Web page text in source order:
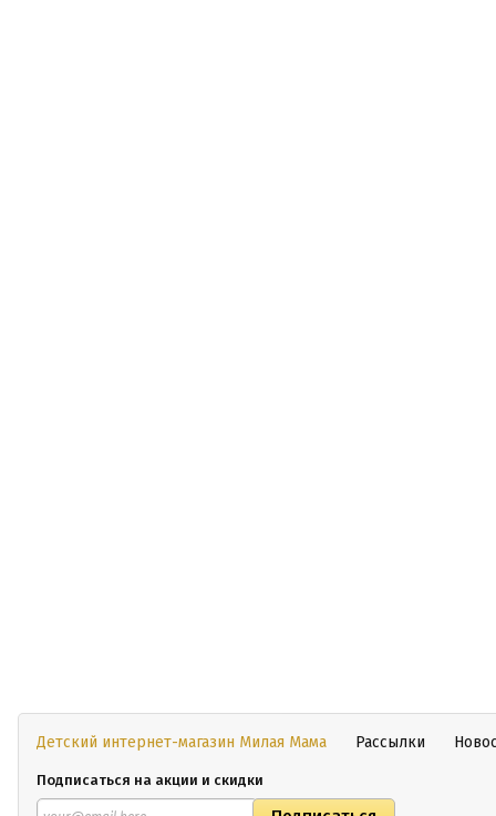
Детский интернет-магазин Милая Мама Рассылки
Подписаться на акции и скидки